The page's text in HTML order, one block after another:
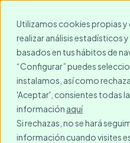
Utilizamos cookies propias y
realizar análisis estadísticos
basados en tus hábitos de
“Configurar” puedes
instalamos, así como
'Aceptar', consientes todas
información aquí
Si rechazas, no se hará
información cuando visites